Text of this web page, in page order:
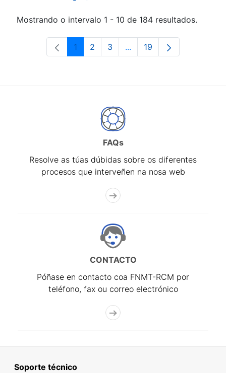
Mostrando o intervalo 1 - 10 de 184 resultados.
Páxina
1 Páxina
2 Páxina
3 ...Páxinas intermedias Use
Páxina
19
FAQs
Resolve as túas dúbidas sobre os diferentes
procesos que interveñen na nosa web
CONTACTO
Póñase en contacto coa FNMT-RCM por
teléfono, fax ou correo electrónico
Soporte técnico